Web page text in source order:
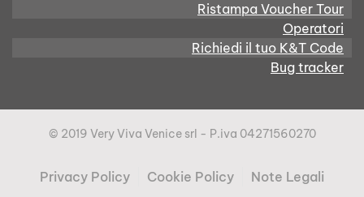
Ristampa Voucher Tour
Operatori
Richiedi il tuo K&T Code
Bug tracker
© 2019 Very Viva Venice srl - P.iva 04271560270
Privacy Policy Cookie Policy Note Legali